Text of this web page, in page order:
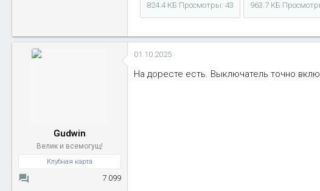
824.4 КБ Просмотры: 43 963.7 КБ
Gudwin
Велик и всемогущ!
Клубная карта
7 099
01.10.2025
На доресте есть. Выключатель точно